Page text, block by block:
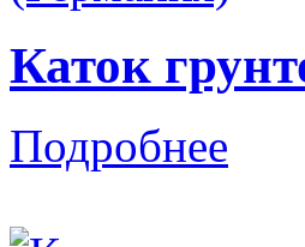
Каток
Подробнее